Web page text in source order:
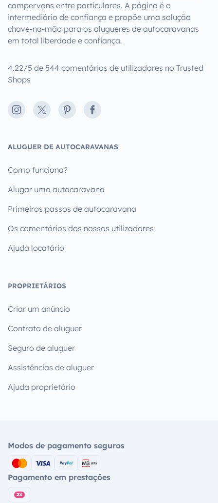
campervans entre particulares. A página é o
intermediário de confiança e propõe uma solução
chave-na-mão para os alugueres de autocaravanas
em total liberdade e confiança.
4.22/5 de 544 comentários de utilizadores no Trusted
Shops
Instagram
X PinterestFacebook
ALUGUER DE AUTOCARAVANAS
Como funciona?
Alugar uma autocaravana
Primeiros passos de autocaravana
Os comentários dos nossos utilizadores
Ajuda locatário
PROPRIETÁRIOS
Criar um anúncio
Contrato de aluguer
Seguro de aluguer
Assistências de aluguer
Ajuda proprietário
Modos de pagamento seguros
Pagamento em prestações